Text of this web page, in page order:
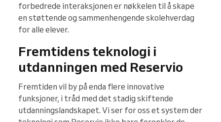
forbedrede interaksjonen er nøkkelen til å skape
en støttende og sammenhengende skolehverdag
for alle elever.
Fremtidens teknologi i
utdanningen med Reservio
Fremtiden vil by på enda flere innovative
funksjoner, i tråd med det stadig skiftende
utdanningslandskapet. Vi ser for oss et system der